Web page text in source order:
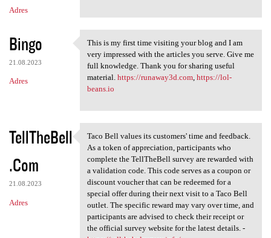
Adres
Bingo
21.08.2023
Adres
This is my first time
This is my first time visiting your blog and I am
very impressed with the articles you serve. Give me
full knowledge. Thank you for sharing useful
material. https://runaway3d.com, https://lol-
beans.io
TellTheBell
.Com
21.08.2023
Adres
Taco Bell values its
Taco Bell values its customers' time and feedback.
As a token of appreciation, participants who
complete the TellTheBell survey are rewarded with
a validation code. This code serves as a coupon or
discount voucher that can be redeemed for a
special offer during their next visit to a Taco Bell
outlet. The specific reward may vary over time, and
participants are advised to check their receipt or
the official survey website for the latest details. -